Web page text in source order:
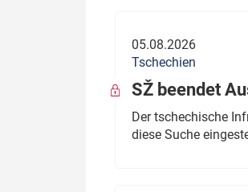
05.08.2026
Tschechien
SŽ beendet
Der tschechische
diese Suche